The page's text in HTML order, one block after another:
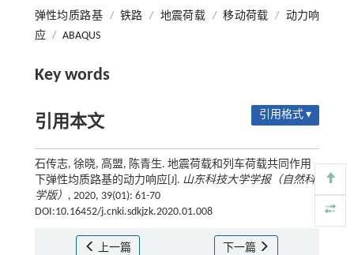
弹性均质路基 / 铁路 / 地震荷载 / 移动荷载 / 动力响
应 / ABAQUS
Key words
引用本文 引用格式 ▾
石传志, 徐晓, 高盟, 陈青生. 地震荷载和列车荷载共同作用
下弹性均质路基的动力响应[J]. 山东科技大学学报（自然科
学版） , 2020, 39(01): 61-70
DOI:10.16452/j.cnki.sdkjzk.2020.01.008
上一篇 下一篇